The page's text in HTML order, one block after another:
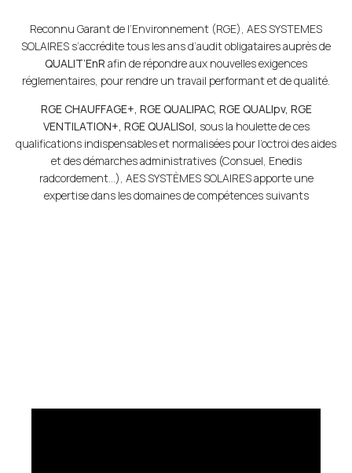
Reconnu Garant de l’Environnement (RGE), AES SYSTEMES
SOLAIRES s’accrédite tous les ans d’audit obligataires auprès de
QUALIT’EnR afin de répondre aux nouvelles exigences
réglementaires, pour rendre un travail performant et de qualité.
RGE CHAUFFAGE+, RGE QUALIPAC, RGE QUALIpv, RGE
VENTILATION+, RGE QUALISol, sous la houlette de ces
qualifications indispensables et normalisées pour l’octroi des aides
et des démarches administratives (Consuel, Enedis
radcordement…), AES SYSTÈMES SOLAIRES apporte une
expertise dans les domaines de compétences suivants